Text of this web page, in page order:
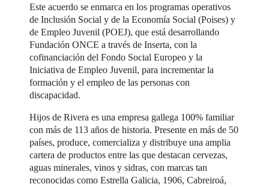
Este acuerdo se enmarca en los programas operativos
de Inclusión Social y de la Economía Social (Poises) y
de Empleo Juvenil (POEJ), que está desarrollando
Fundación ONCE a través de Inserta, con la
cofinanciación del Fondo Social Europeo y la
Iniciativa de Empleo Juvenil, para incrementar la
formación y el empleo de las personas con
discapacidad.
Hijos de Rivera es una empresa gallega 100% familiar
con más de 113 años de historia. Presente en más de 50
países, produce, comercializa y distribuye una amplia
cartera de productos entre las que destacan cervezas,
aguas minerales, vinos y sidras, con marcas tan
reconocidas como Estrella Galicia, 1906, Cabreiroá,